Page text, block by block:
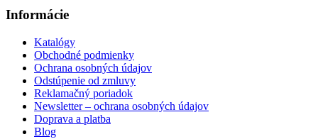
Informácie
Katalógy
Obchodné podmienky
Ochrana osobných údajov
Odstúpenie od zmluvy
Reklamačný poriadok
Newsletter – ochrana osobných údajov
Doprava a platba
Blog